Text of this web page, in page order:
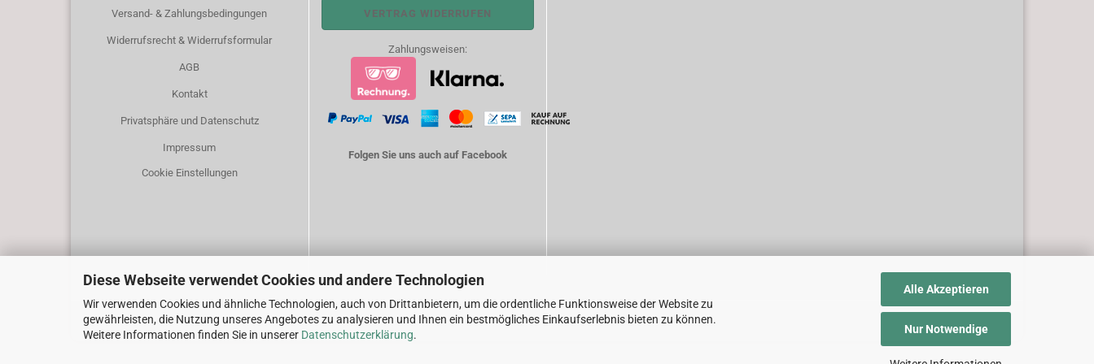
Diese Webseite verwendet Cookies und andere Technologien
Wir verwenden Cookies und ähnliche Technologien, auch von Drittanbietern, um die ordentliche Funktionsweise der Website zu
gewährleisten, die Nutzung unseres Angebotes zu analysieren und Ihnen ein bestmögliches Einkaufserlebnis bieten zu können.
Weitere Informationen finden Sie in unserer Datenschutzerklärung.
Alle Akzeptieren
Nur Notwendige
Versand- & Zahlungsbedingungen
Widerrufsrecht & Widerrufsformular
AGB
Kontakt
Privatsphäre und Datenschutz
Impressum
Cookie Einstellungen
VERTRAG WIDERRUFEN
Zahlungsweisen:
Folgen Sie uns auch auf Facebook
Internetshopby Gambio.de © 2026